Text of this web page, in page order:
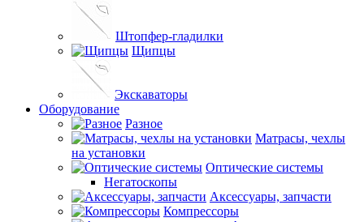
Штопфер-гладилки
Щипцы
Экскаваторы
Оборудование
Разное
Матрасы, чехлы
на установки
Оптические системы
Негатоскопы
Аксессуары, запчасти
Компрессоры